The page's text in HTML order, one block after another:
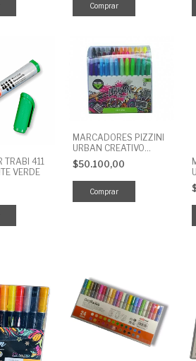
TRABI 411
VERDE
MARCADORES PIZZINI
URBAN CREATIVO
PERMANENTE X 36 UNI
$50.100,00